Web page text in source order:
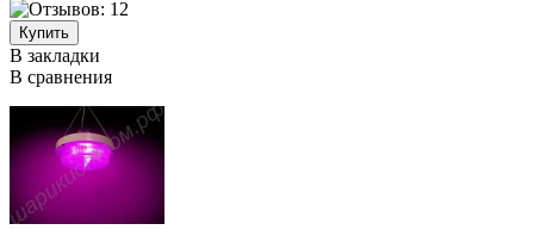
В закладки
В сравнения